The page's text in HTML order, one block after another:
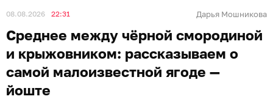
08.08.2026 22:31 Дарья Мошникова
Среднее между чёрной смородиной
и крыжовником: рассказываем о
самой малоизвестной ягоде —
йоште